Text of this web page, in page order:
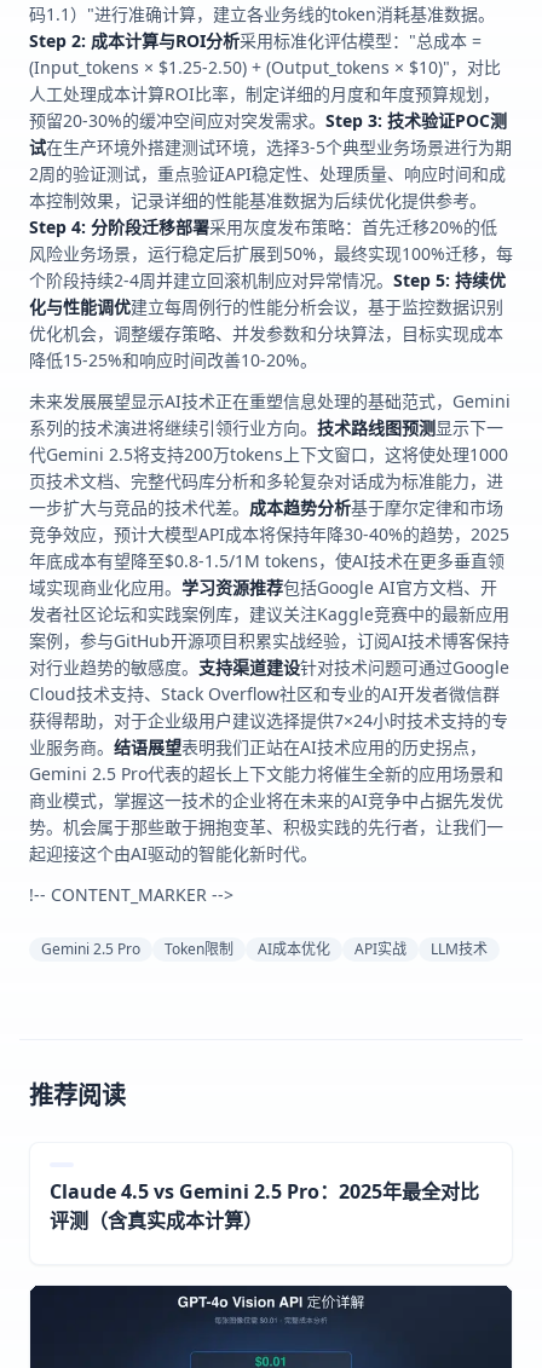
码1.1）"进行准确计算，建立各业务线的token消耗基准数据。
Step 2: 成本计算与ROI分析采用标准化评估模型："总成本 =
(Input_tokens × $1.25-2.50) + (Output_tokens × $10)"，对比
人工处理成本计算ROI比率，制定详细的月度和年度预算规划，
预留20-30%的缓冲空间应对突发需求。 Step 3: 技术验证POC测
试在生产环境外搭建测试环境，选择3-5个典型业务场景进行为期
2周的验证测试，重点验证API稳定性、处理质量、响应时间和成
本控制效果，记录详细的性能基准数据为后续优化提供参考。
Step 4: 分阶段迁移部署采用灰度发布策略：首先迁移20%的低
风险业务场景，运行稳定后扩展到50%，最终实现100%迁移，每
个阶段持续2-4周并建立回滚机制应对异常情况。 Step 5: 持续优
化与性能调优建立每周例行的性能分析会议，基于监控数据识别
优化机会，调整缓存策略、并发参数和分块算法，目标实现成本
降低15-25%和响应时间改善10-20%。
未来发展展望显示AI技术正在重塑信息处理的基础范式，Gemini
系列的技术演进将继续引领行业方向。 技术路线图预测显示下一
代Gemini 2.5将支持200万tokens上下文窗口，这将使处理1000
页技术文档、完整代码库分析和多轮复杂对话成为标准能力，进
一步扩大与竞品的技术代差。 成本趋势分析基于摩尔定律和市场
竞争效应，预计大模型API成本将保持年降30-40%的趋势，2025
年底成本有望降至$0.8-1.5/1M tokens，使AI技术在更多垂直领
域实现商业化应用。 学习资源推荐包括Google AI官方文档、开
发者社区论坛和实践案例库，建议关注Kaggle竞赛中的最新应用
案例，参与GitHub开源项目积累实战经验，订阅AI技术博客保持
对行业趋势的敏感度。 支持渠道建设针对技术问题可通过Google
Cloud技术支持、Stack Overflow社区和专业的AI开发者微信群
获得帮助，对于企业级用户建议选择提供7×24小时技术支持的专
业服务商。 结语展望表明我们正站在AI技术应用的历史拐点，
Gemini 2.5 Pro代表的超长上下文能力将催生全新的应用场景和
商业模式，掌握这一技术的企业将在未来的AI竞争中占据先发优
势。机会属于那些敢于拥抱变革、积极实践的先行者，让我们一
起迎接这个由AI驱动的智能化新时代。
!-- CONTENT_MARKER -->
Gemini 2.5 Pro Token限制 AI成本优化 API实战 LLM技术
推荐阅读
Claude 4.5 vs Gemini 2.5 Pro：2025年最全对比
评测（含真实成本计算）